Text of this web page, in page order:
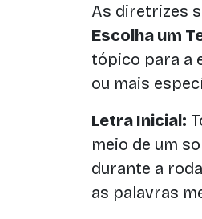
As diretrizes
Escolha um
tópico para a
ou mais
Letra Inicial:
meio de um
durante a
as palavras